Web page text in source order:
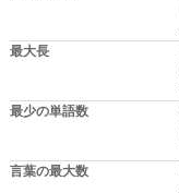
最大長
最少の単語数
言葉の最大数